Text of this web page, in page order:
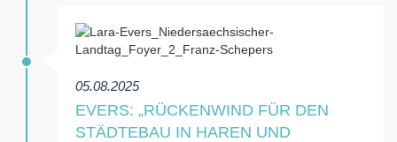
05.08.2025
EVERS: „RÜCKENWIND FÜR DEN
STÄDTEBAU IN HAREN UND